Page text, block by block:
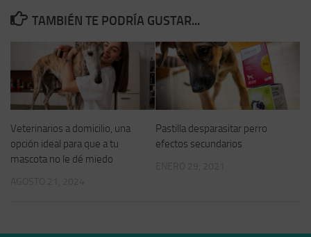
TAMBIÉN TE PODRÍA GUSTAR...
Veterinarios a domicilio, una
opción ideal para que a tu
mascota no le dé miedo
Pastilla desparasitar perro
efectos secundarios